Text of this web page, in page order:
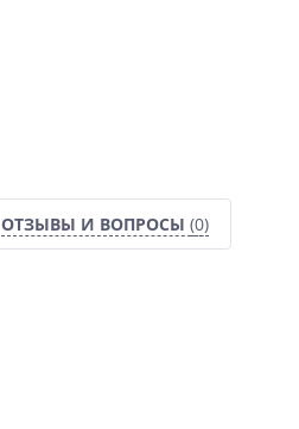
ОТЗЫВЫ И ВОПРОСЫ (0)